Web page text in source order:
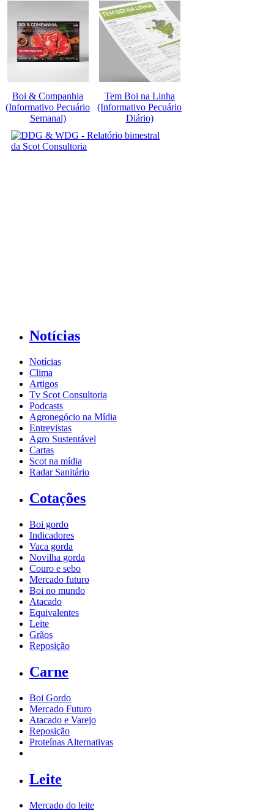
Boi & Companhia
(Informativo Pecuário
Semanal)
Tem Boi na Linha
(Informativo Pecuário
Diário)
Notícias
Notícias
Clima
Artigos
Tv Scot Consultoria
Podcasts
Agronegócio na Mídia
Entrevistas
Agro Sustentável
Cartas
Scot na mídia
Radar Sanitário
Cotações
Boi gordo
Indicadores
Vaca gorda
Novilha gorda
Couro e sebo
Mercado futuro
Boi no mundo
Atacado
Equivalentes
Leite
Grãos
Reposição
Carne
Boi Gordo
Mercado Futuro
Atacado e Varejo
Reposição
Proteínas Alternativas
Leite
Mercado do leite